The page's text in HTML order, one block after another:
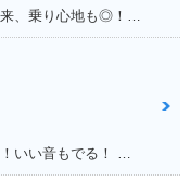
満足ポイント:アクセルが軽く、一気に加速出来、乗り心地も◎！見た目もかっこ良く、メットインも広くフルフェイスが2つ入ります！ カスタムパーツも多いので色々いじって楽しめます！
満足ポイント:カスタムする楽しみがいっぱい！いい音もでる！ シルバーの洗濯ばさみがこだわりポイントです